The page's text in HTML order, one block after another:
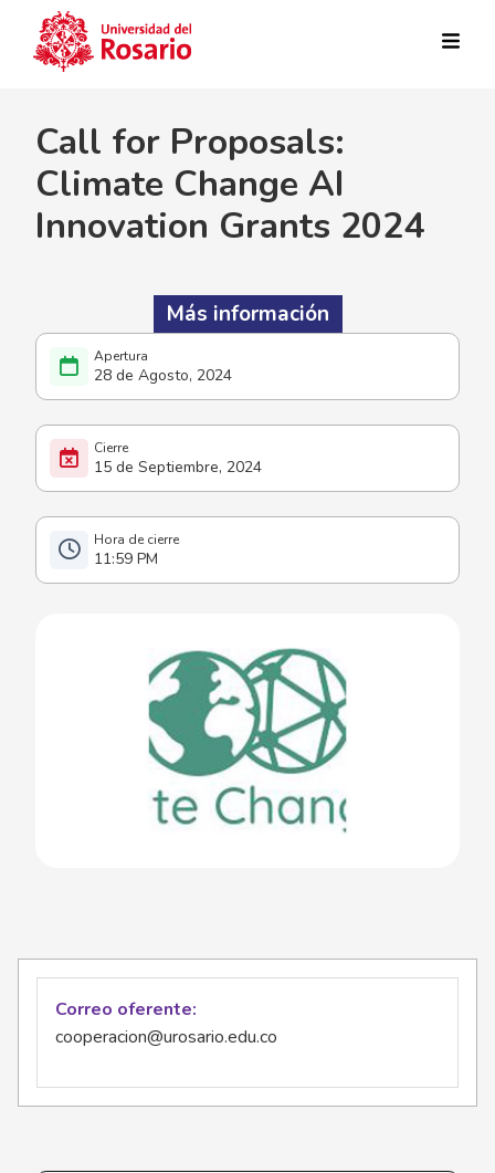
28 de Agosto, 2024
15 de Septiembre, 2024
11:59 PM
Call for Proposals:
Climate Change AI
Innovation Grants 2024
Más información
Correo oferente
cooperacion@urosario.edu.co